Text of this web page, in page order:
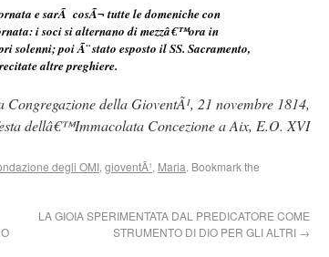
e sarÃ cosÃ¬ tutte le domeniche con
i soci si alternano di mezzâ€™ora in
solenni; poi Ã¨ stato esposto il SS. Sacramento,
altre preghiere.
della GioventÃ¹, 21 novembre 1814,
dellâ€™Immacolata Concezione a Aix, E.O. XVI
degli OMI, gioventÃ¹, Maria. Bookmark the
LA GIOIA SPERIMENTATA DAL PREDICATORE COME
STRUMENTO DI DIO PER GLI ALTRI →